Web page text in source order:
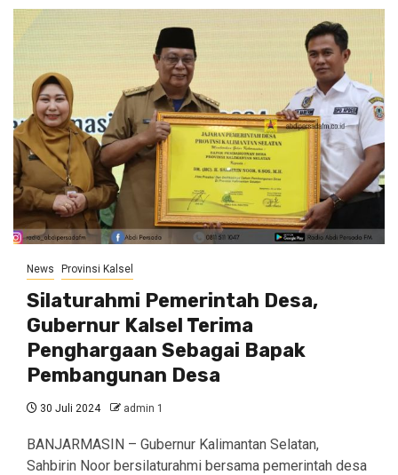
News Provinsi Kalsel
Silaturahmi Pemerintah Desa,
Gubernur Kalsel Terima
Penghargaan Sebagai Bapak
Pembangunan Desa
30 Juli 2024 admin 1
BANJARMASIN – Gubernur Kalimantan Selatan,
Sahbirin Noor bersilaturahmi bersama pemerintah desa